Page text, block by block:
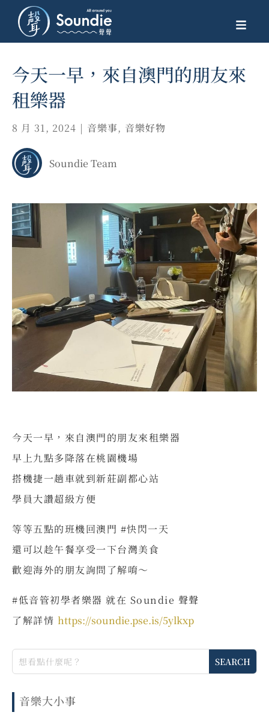
今天一早，來自澳門的朋友來
租樂器
8 月 31, 2024 | 音樂事, 音樂好物
Soundie Team
今天一早，來自澳門的朋友來租樂器
早上九點多降落在桃園機場
搭機捷一趟車就到新莊副都心站
學員大讚超級方便
等等五點的班機回澳門 #快閃一天
還可以趁午餐享受一下台灣美食
歡迎海外的朋友詢問了解唷～
#低音管初學者樂器 就在 Soundie 聲聲
了解詳情 https://soundie.pse.is/5ylkxp
音樂大小事